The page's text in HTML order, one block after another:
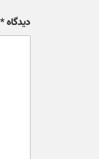
دیدگاه*